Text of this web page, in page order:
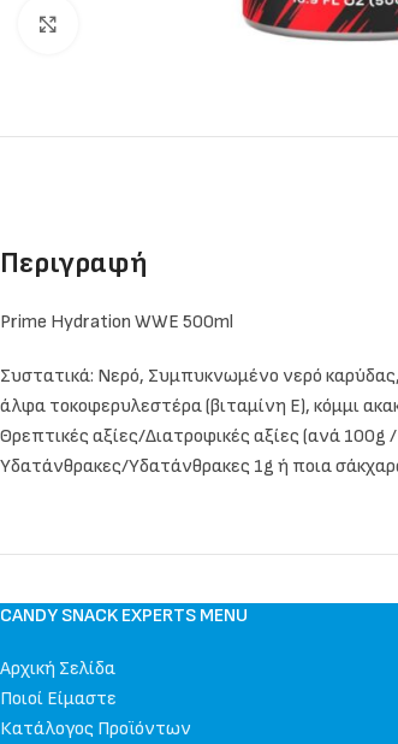
Περιγραφή
Prime Hydration WWE 500ml
Συστατικά: Νερό, Συμπυκνωμένο νερό καρύδας,
άλφα τοκοφερυλεστέρα (βιταμίνη Ε), κόμμι
Θρεπτικές αξίες/Διατροφικές αξίες (ανά
Υδατάνθρακες/Υδατάνθρακες 1g ή ποια
CANDY SNACK EXPERTS MENU
Αρχική Σελίδα
Ποιοί Είμαστε
Κατάλογος Προϊόντων